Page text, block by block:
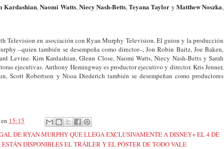
Kardashian,Naomi Watts,Niecy Nash-Betts,Teyana Taylor y Matthew Noszka,
Television en asociación con Ryan Murphy Television. El guion y la producción
–quien también se desempeña como director–, Jon Robin Baitz, Joe Baken,
Levine. Kim Kardashian, Glenn Close, Naomi Watts, Niecy Nash-Betts y Sarah
ejecutivas. Anthony Hemingway es productor ejecutivo y director. Kris Jenner,
Scott Robertson y Nissa Diederich también se desempeñan como productores
en 15:15
DE RYAN MURPHY QUE LLEGA EXCLUSIVAMENTE A DISNEY+ EL 4 DE
ESTÁN DISPONIBLES EL TRÁILER Y EL PÓSTER DE TODO VALE